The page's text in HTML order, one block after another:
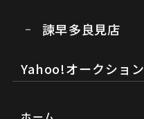
諫早多良見店
Yahoo!オークション